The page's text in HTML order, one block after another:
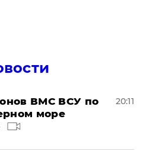
ВМС ВСУ по
море
20:11